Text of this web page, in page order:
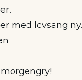
med lovsang ny.